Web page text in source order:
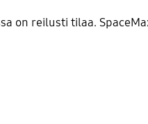
on reilusti tilaa.